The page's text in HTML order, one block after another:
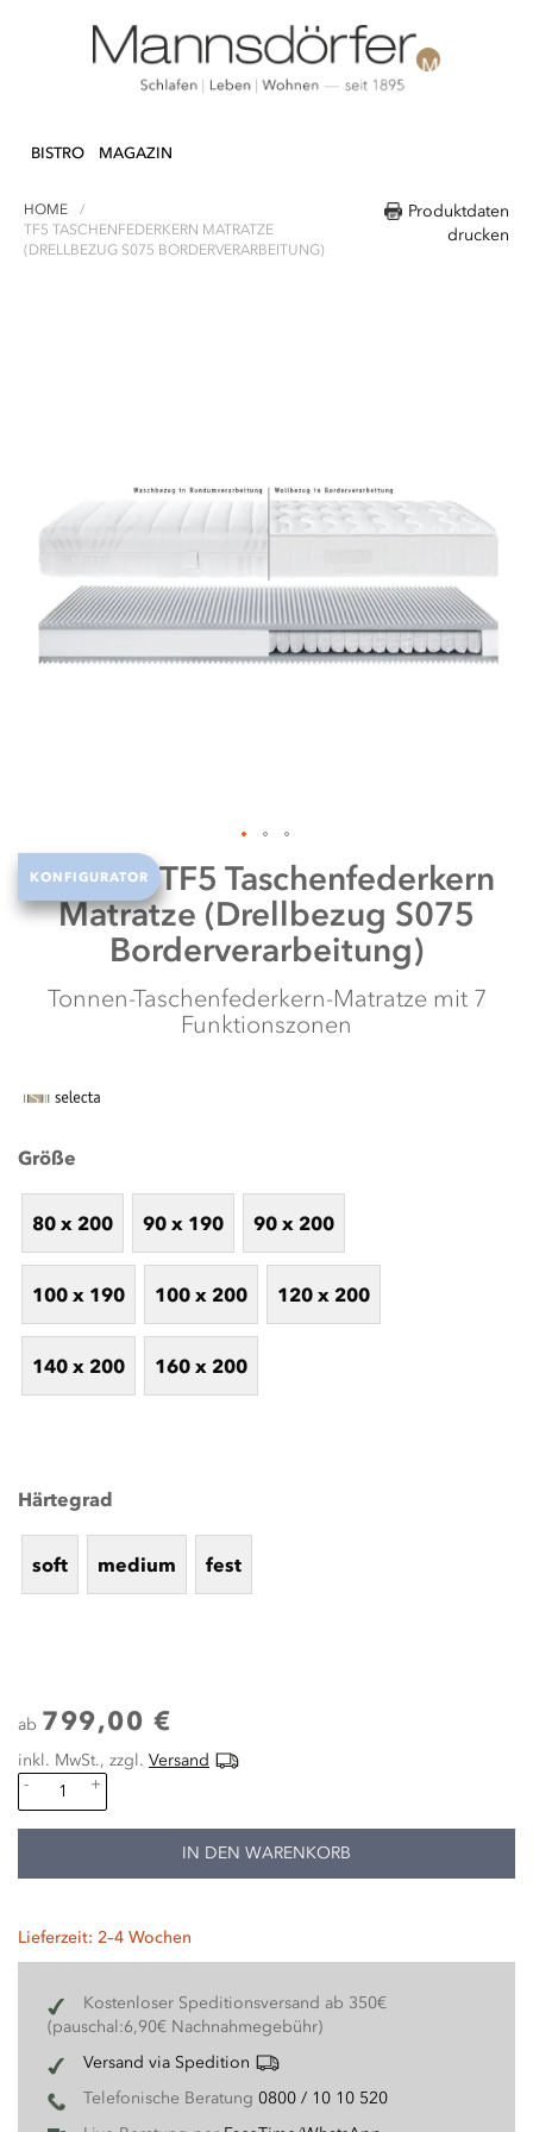
zum
BISTRO MAGAZIN
Produktdaten
drucken
HOME
TF5 TASCHENFEDERKERN MATRATZE
(DRELLBEZUG S075 BORDERVERARBEITUNG)
Anfang
der
Bildergalerie
KONFIGURATOR
Selecta TF5 Taschenfederkern
Matratze (Drellbezug S075
Borderverarbeitung)
Tonnen-Taschenfederkern-Matratze mit 7
Funktionszonen
Größe
80 x 200 90 x 190 90 x 200
100 x 190 100 x 200 120 x 200
140 x 200 160 x 200
Härtegrad
soft medium fest
ab 799,00 €
inkl. MwSt., zzgl. Versand
-
+
IN DEN WARENKORB
Lieferzeit: 2–4 Wochen
Kostenloser Speditionsversand ab 350€
(pauschal:6,90€ Nachnahmegebühr)
Versand via Spedition
Telefonische Beratung 0800 / 10 10 520